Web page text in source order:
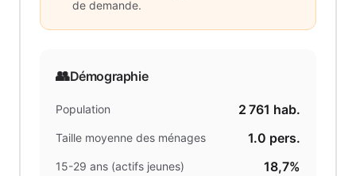
de demande.
👥Démographie
Population 2 761 hab.
Taille moyenne des ménages 1.0 pers.
15-29 ans (actifs jeunes) 18,7%